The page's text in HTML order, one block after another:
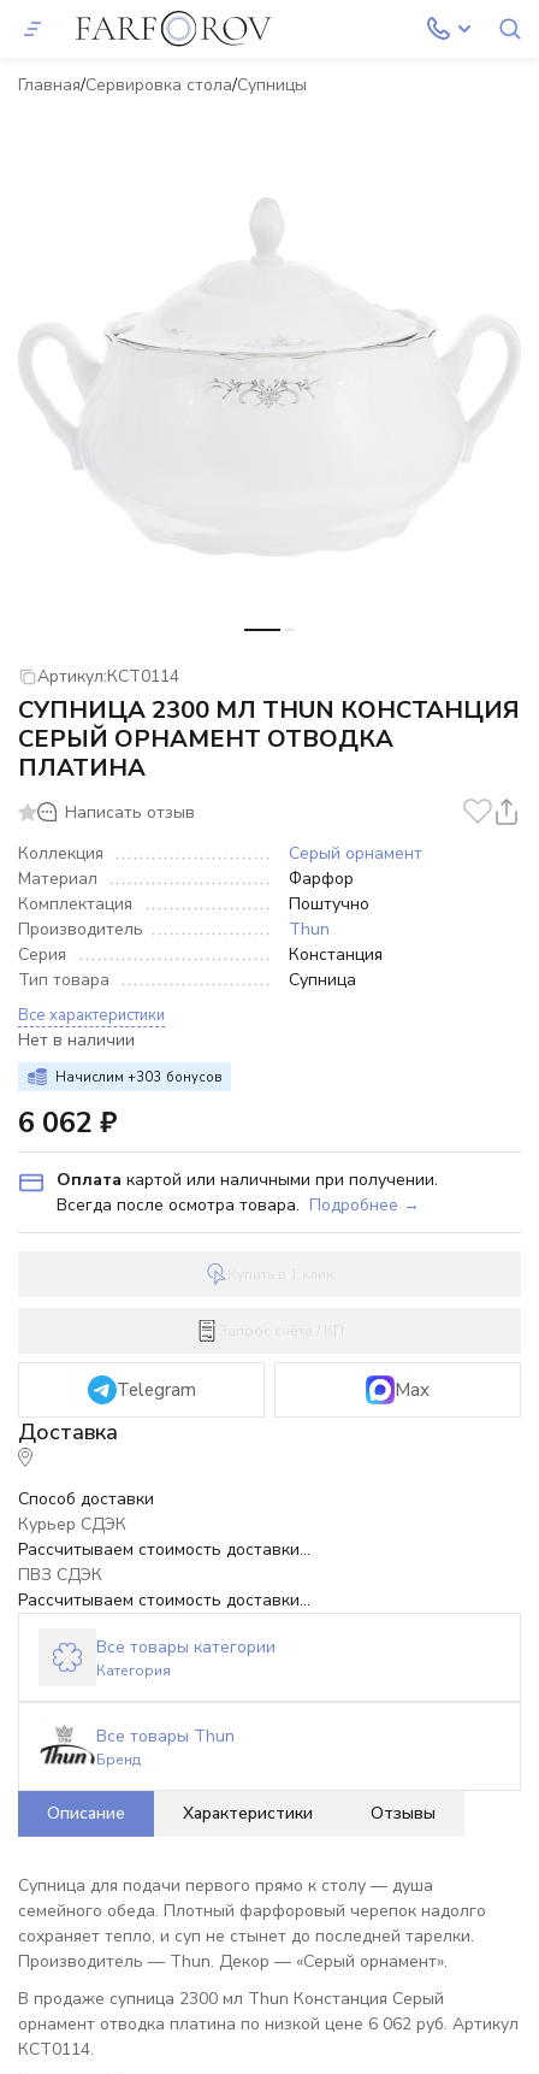
Главная Сервировка стола Супницы
Артикул:КСТ0114
СУПНИЦА 2300 МЛ THUN КОНСТАНЦИЯ
СЕРЫЙ ОРНАМЕНТ ОТВОДКА
ПЛАТИНА
Написать отзыв
Коллекция
Серый орнамент
Материал
Фарфор
Комплектация
Поштучно
Производитель
Thun
Серия
Констанция
Тип товара
Супница
Все характеристики
Нет в наличии
Начислим +303 бонусов
6 062 ₽
Оплата картой или наличными при получении.
Всегда после осмотра товара. Подробнее →
Telegram Max
Способ доставки
Курьер СДЭК
Рассчитываем стоимость доставки...
ПВЗ СДЭК
Рассчитываем стоимость доставки...
Все товары категории
Категория
Все товары Thun
Бренд
Описание Характеристики Отзывы
Супница для подачи первого прямо к столу — душа
семейного обеда. Плотный фарфоровый черепок надолго
сохраняет тепло, и суп не стынет до последней тарелки.
Производитель — Thun. Декор — «Серый орнамент».
В продаже супница 2300 мл Thun Констанция Серый
орнамент отводка платина по низкой цене 6 062 руб. Артикул
КСТ0114.